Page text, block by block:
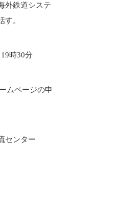
外鉄道システ
す。
時30分
ムページの申
センター